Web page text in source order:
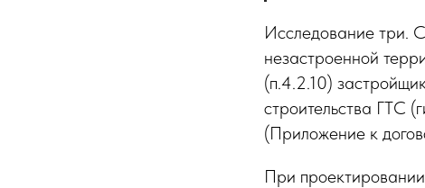
Исследование три.
незастроенной
(п.4.2.10)
строительства ГТС
(Приложение к
При